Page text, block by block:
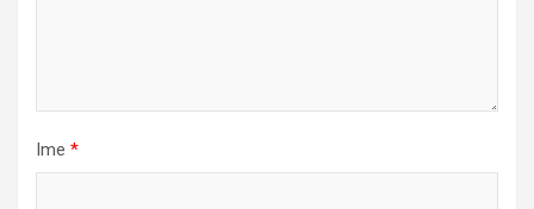
Ime *